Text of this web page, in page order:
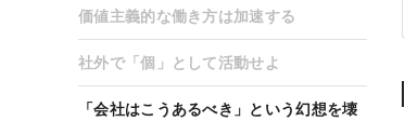
価値主義的な働き方は加速する
社外で「個」として活動せよ
「会社はこうあるべき」という幻想を壊